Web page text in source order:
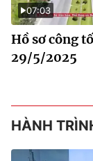
07:03
Hồ sơ công
29/5/2025
HÀNH